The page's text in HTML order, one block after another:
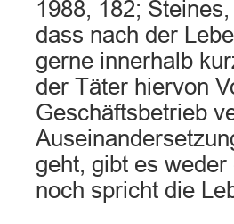
1988, 182;
dass nach der
gerne innerhalb
der Täter hiervon
Geschäftsbetrieb
geht, gibt es
noch spricht die